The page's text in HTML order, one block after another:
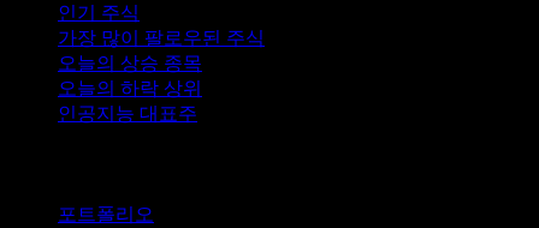
인기 주식
가장 많이 팔로우된 주식
오늘의 상승 종목
오늘의 하락 상위
인공지능 대표주
포트폴리오